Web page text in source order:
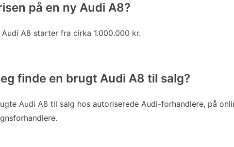
på en ny Audi A8?
Audi A8 starter fra cirka 1.000.000 kr.
finde en brugt Audi A8 til salg?
Audi A8 til salg hos autoriserede Audi-forhandlere, på